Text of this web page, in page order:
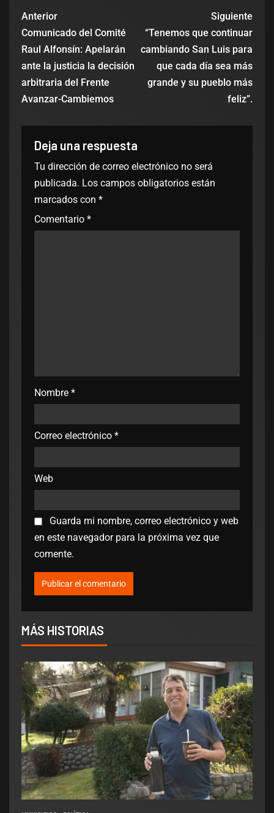
Anterior
Comunicado del Comité
Raul Alfonsín: Apelarán
ante la justicia la decisión
arbitraria del Frente
Avanzar-Cambiemos
Siguiente
“Tenemos que continuar
cambiando San Luis para
que cada día sea más
grande y su pueblo más
feliz”.
Deja una respuesta
Tu dirección de correo electrónico no será
publicada. Los campos obligatorios están
marcados con *
Comentario *
Nombre *
Correo electrónico *
Web
Guarda mi nombre, correo electrónico y web
en este navegador para la próxima vez que
comente.
MÁS HISTORIAS